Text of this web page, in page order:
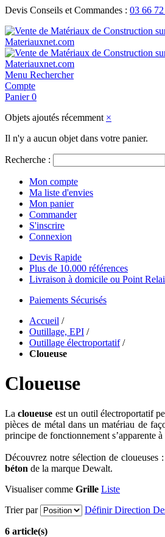
Devis Conseils et Commandes : 03 66
Menu Rechercher
Compte
Panier 0
Objets ajoutés récemment ×
Il n'y a aucun objet dans votre panier.
Recherche :
Mon compte
Ma liste d'envies
Mon panier
Commander
S'inscrire
Connexion
Devis Rapide
Plus de 10.000 références
Livraison à domicile ou Point
Paiements Sécurisés
Accueil /
Outillage, EPI /
Outillage électroportatif /
Cloueuse
Cloueuse
Lacloueuse est un outil électroportatif
pièces de métal dans un matériau de
principe de fonctionnement s’apparente à
Découvrez notre sélection de cloueuses :
béton de la marque Dewalt.
Visualiser comme Grille Liste
Trier par
Définir Direction
6 article(s)